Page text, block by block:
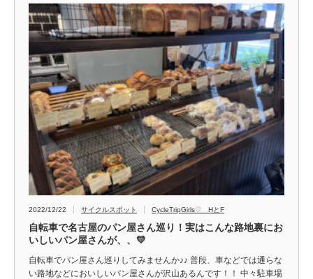
2022/12/22 サイクルスポット CycleTripGirls♡ HとF
自転車で名古屋のパン屋さん巡り！実はこんな路地裏にお
いしいパン屋さんが、、💛
自転車でパン屋さん巡りしてみませんか♪♪ 普段、車などでは通らな
い路地などにおいしいパン屋さんが沢山あるんです！！ 中々駐車場